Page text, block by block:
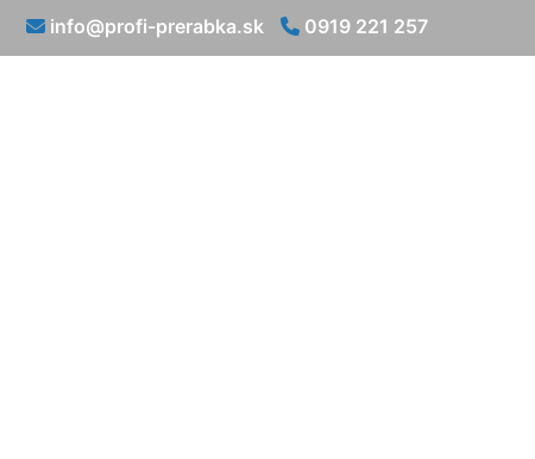
info@profi-prerabka.sk 0919 221 257